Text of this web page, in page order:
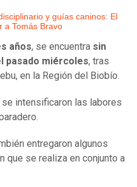
y guías caninos: El
a Tomás Bravo
años, se encuentra sin
pasado miércoles, tras
en la Región del Biobío.
se intensificaron las labores
entregaron algunos
que se realiza en conjunto a